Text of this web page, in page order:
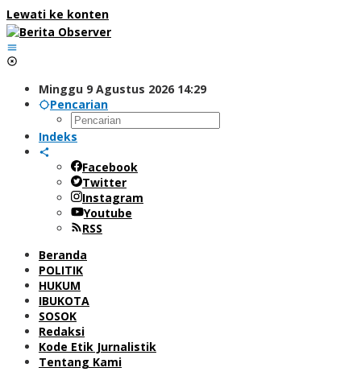
Lewati ke konten
Minggu 9 Agustus 2026 14:29
Pencarian
Indeks
Facebook
Twitter
Instagram
Youtube
RSS
Beranda
POLITIK
HUKUM
IBUKOTA
SOSOK
Redaksi
Kode Etik Jurnalistik
Tentang Kami